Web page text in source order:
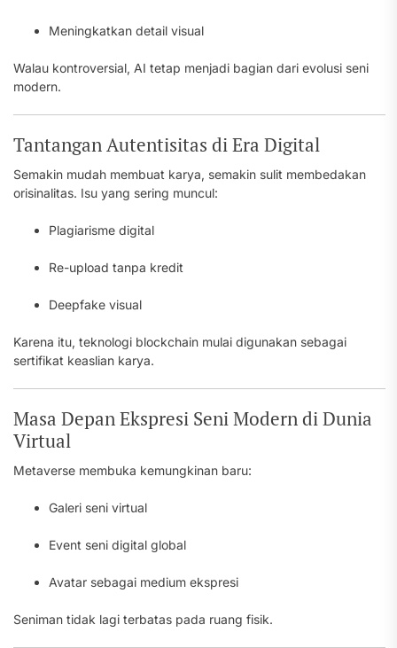
Meningkatkan detail visual
Walau kontroversial, AI tetap menjadi bagian dari evolusi seni
modern.
Tantangan Autentisitas di Era Digital
Semakin mudah membuat karya, semakin sulit membedakan
orisinalitas. Isu yang sering muncul:
Plagiarisme digital
Re-upload tanpa kredit
Deepfake visual
Karena itu, teknologi blockchain mulai digunakan sebagai
sertifikat keaslian karya.
Masa Depan Ekspresi Seni Modern di Dunia
Virtual
Metaverse membuka kemungkinan baru:
Galeri seni virtual
Event seni digital global
Avatar sebagai medium ekspresi
Seniman tidak lagi terbatas pada ruang fisik.